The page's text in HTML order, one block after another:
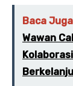
Baca
Wawan